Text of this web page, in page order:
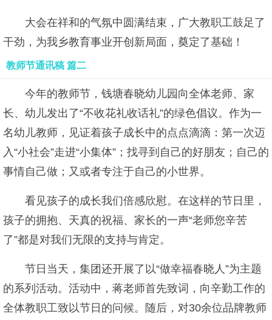
大会在祥和的气氛中圆满结束，广大教职工鼓足了
干劲，为我乡教育事业开创新局面，奠定了基础！
教师节通讯稿 篇二
今年的教师节，钱塘春晓幼儿园向全体老师、家
长、幼儿发出了“不收花礼收话礼”的绿色倡议。作为一
名幼儿教师，见证着孩子成长中的点点滴滴：第一次迈
入“小社会”走进“小集体”；找寻到自己的好朋友；自己的
事情自己做；又或者专注于自己的小世界。
看见孩子的成长我们倍感欣慰。在这样的节日里，
孩子的拥抱、天真的祝福、家长的一声“老师您辛苦
了”都是对我们无限的支持与肯定。
节日当天，集团还开展了以“做幸福春晓人”为主题
的系列活动。活动中，蒋老师首先致词，向辛勤工作的
全体教职工致以节日的问候。随后，对30余位品牌教师